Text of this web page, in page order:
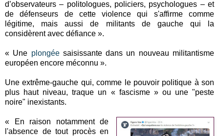
d’observateurs – politologues, policiers, psychologues – et
de défenseurs de cette violence qui s'affirme comme
légitime, mais aussi de militants de gauche qui la
considèrent avec défiance ».
« Une plongéesaisissante dans un nouveau militantisme
européen encore méconnu ».
Une extrême-gauche qui, comme le pouvoir politique à son
plus haut niveau, traque un « fascisme » ou une "peste
noire" inexistants.
« En raison notamment de
l'absence de tout procès en